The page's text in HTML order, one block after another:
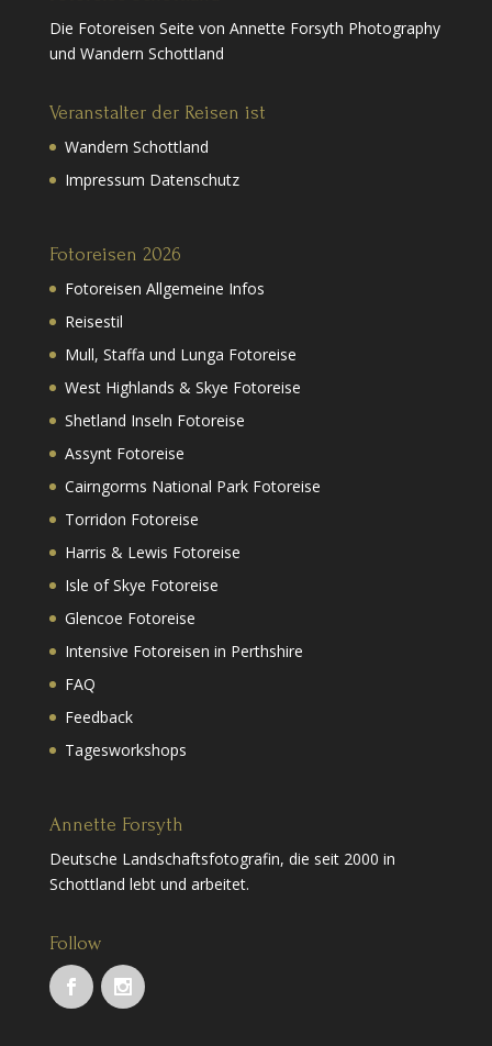
Die Fotoreisen Seite von Annette Forsyth Photography
und Wandern Schottland
Veranstalter der Reisen ist
Wandern Schottland
Impressum Datenschutz
Fotoreisen 2026
Fotoreisen Allgemeine Infos
Reisestil
Mull, Staffa und Lunga Fotoreise
West Highlands & Skye Fotoreise
Shetland Inseln Fotoreise
Assynt Fotoreise
Cairngorms National Park Fotoreise
Torridon Fotoreise
Harris & Lewis Fotoreise
Isle of Skye Fotoreise
Glencoe Fotoreise
Intensive Fotoreisen in Perthshire
FAQ
Feedback
Tagesworkshops
Annette Forsyth
Deutsche Landschaftsfotografin, die seit 2000 in
Schottland lebt und arbeitet.
Follow